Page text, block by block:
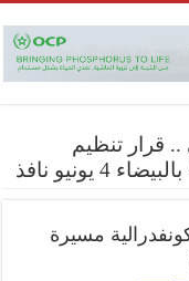
قرار تنظيم
يونيو نافذ
مسيرة